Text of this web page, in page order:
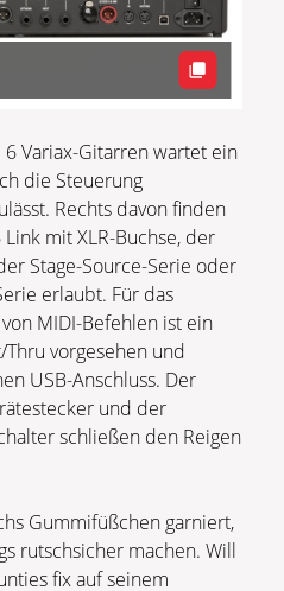
Variax-Gitarren wartet ein
die Steuerung
Rechts davon finden
mit XLR-Buchse, der
Stage-Source-Serie oder
erlaubt. Für das
MIDI-Befehlen ist ein
vorgesehen und
USB-Anschluss. Der
und der
schließen den Reigen
Gummifüßchen garniert,
rutschsicher machen. Will
fix auf seinem